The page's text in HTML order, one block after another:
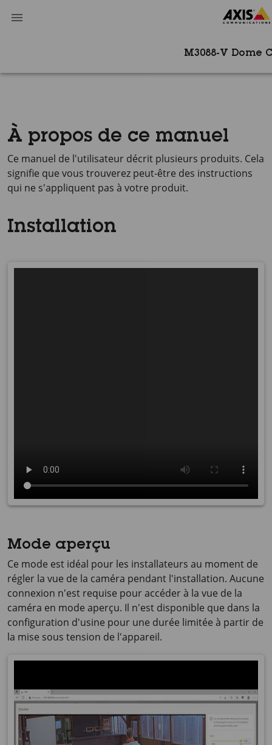
M3088-V Dome
À propos de ce manuel
Ce manuel de l'utilisateur décrit plusieurs produits. Cela
signifie que vous trouverez peut-être des instructions
qui ne s'appliquent pas à votre produit.
Installation
Mode aperçu
Ce mode est idéal pour les installateurs au moment de
régler la vue de la caméra pendant l'installation. Aucune
connexion n'est requise pour accéder à la vue de la
caméra en mode aperçu. Il n'est disponible que dans la
configuration d'usine pour une durée limitée à partir de
la mise sous tension de l'appareil.